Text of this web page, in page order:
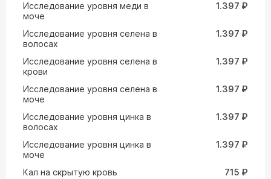
Исследование уровня меди в
моче
1.397 ₽
Исследование уровня селена в
волосах
1.397 ₽
Исследование уровня селена в
крови
1.397 ₽
Исследование уровня селена в
моче
1.397 ₽
Исследование уровня цинка в
волосах
1.397 ₽
Исследование уровня цинка в
моче
1.397 ₽
Кал на скрытую кровь
715 ₽